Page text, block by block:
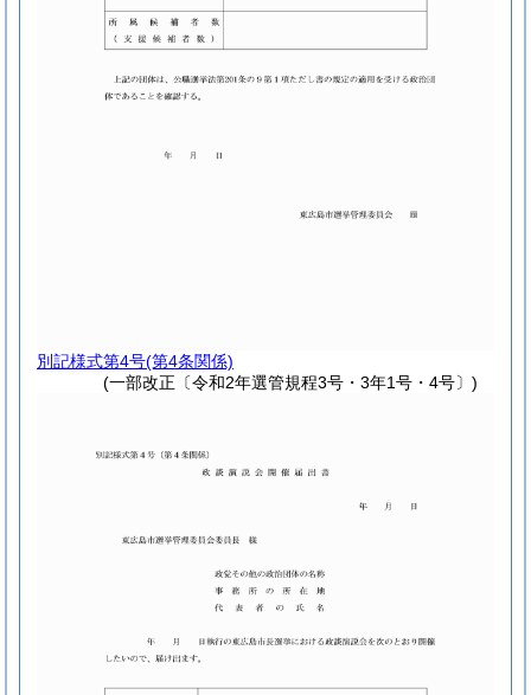
別記様式第4号(第4条関係)
(一部改正〔令和2年選管規程3号・3年1号・4号〕)